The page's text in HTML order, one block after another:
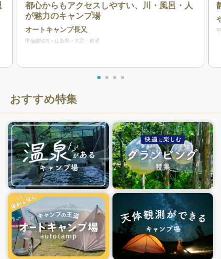
都心からもアクセスしやすい、川・風呂・人
が魅力のキャンプ場
オートキャンプ長又
甲信越地方 山梨県 大月・都留
おすすめ特集